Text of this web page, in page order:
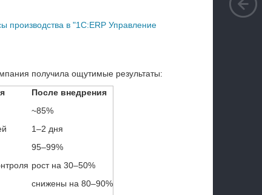
производства в "1С:ERP Управление
получила ощутимые результаты:
После внедрения
~85%
1–2 дня
95–99%
рост на 30–50%
снижены на 80–90%